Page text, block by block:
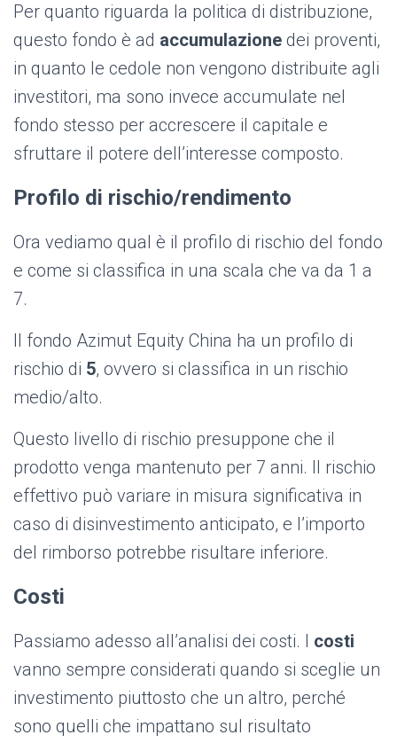
Per quanto riguarda la politica di distribuzione,
questo fondo è ad accumulazione dei proventi,
in quanto le cedole non vengono distribuite agli
investitori, ma sono invece accumulate nel
fondo stesso per accrescere il capitale e
sfruttare il potere dell’interesse composto.
Profilo di rischio/rendimento
Ora vediamo qual è il profilo di rischio del fondo
e come si classifica in una scala che va da 1 a
7.
Il fondo Azimut Equity China ha un profilo di
rischio di 5, ovvero si classifica in un rischio
medio/alto.
Questo livello di rischio presuppone che il
prodotto venga mantenuto per 7 anni. Il rischio
effettivo può variare in misura significativa in
caso di disinvestimento anticipato, e l’importo
del rimborso potrebbe risultare inferiore.
Costi
Passiamo adesso all’analisi dei costi. I costi
vanno sempre considerati quando si sceglie un
investimento piuttosto che un altro, perché
sono quelli che impattano sul risultato